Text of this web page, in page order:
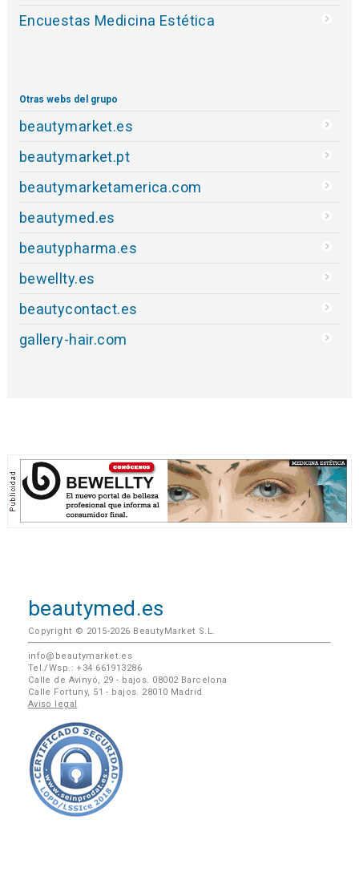
Encuestas Medicina Estética
Otras webs del grupo
beautymarket.es
beautymarket.pt
beautymarketamerica.com
beautymed.es
beautypharma.es
bewellty.es
beautycontact.es
gallery-hair.com
beautymed.es
Copyright © 2015-2026 BeautyMarket S.L.
info@beautymarket.es
Tel./Wsp.: +34 661913286
Calle de Avinyó, 29 - bajos. 08002 Barcelona
Calle Fortuny, 51 - bajos. 28010 Madrid
Aviso legal